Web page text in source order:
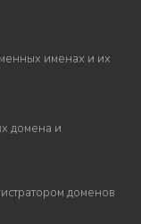
именах и их
домена и
доменов